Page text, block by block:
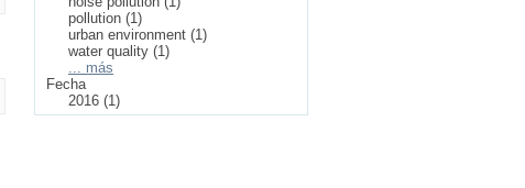
pollution (1)
urban environment (1)
water quality (1)
... más
Fecha
2016 (1)